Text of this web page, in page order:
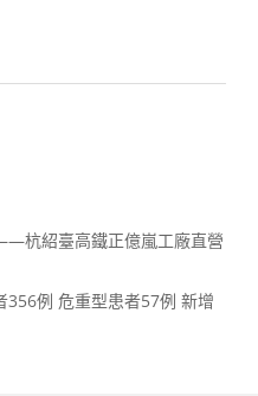
杭紹臺高鐵正億嵐工廠直營
356例 危重型患者57例 新增